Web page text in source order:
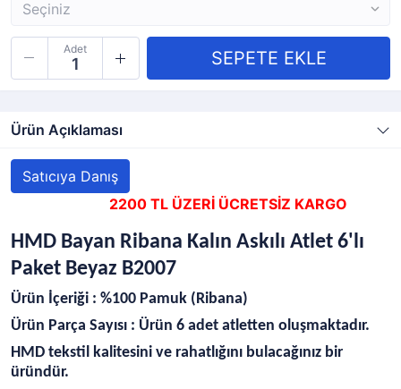
Adet
Ürün Açıklaması
Satıcıya Danış
2200 TL ÜZERİ ÜCRETSİZ KARGO
HMD Bayan Ribana Kalın Askılı Atlet 6'lı
Paket Beyaz B2007
Ürün İçeriği : %100 Pamuk (Ribana)
Ürün Parça Sayısı : Ürün 6 adet atletten oluşmaktadır.
HMD tekstil kalitesini ve rahatlığını bulacağınız bir
üründür.